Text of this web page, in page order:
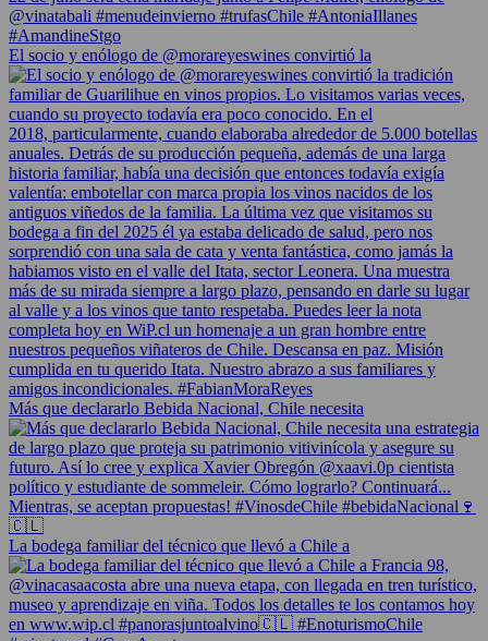
El socio y enólogo de @morareyeswines convirtió la
Más que declararlo Bebida Nacional, Chile necesita
La bodega familiar del técnico que llevó a Chile a